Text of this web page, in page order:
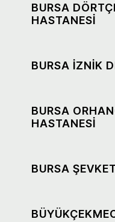
BURSA
HASTANESİ
BURSA İZNİK
BURSA
HASTANESİ
BURSA